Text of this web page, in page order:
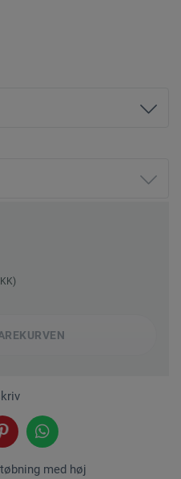
med høj